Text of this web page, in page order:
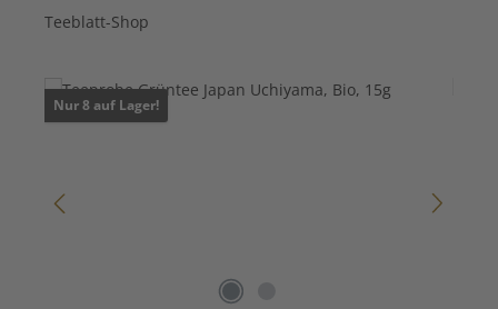
Teeblatt-Shop
Bildergalerie überspringen
Nur 8 auf Lager!